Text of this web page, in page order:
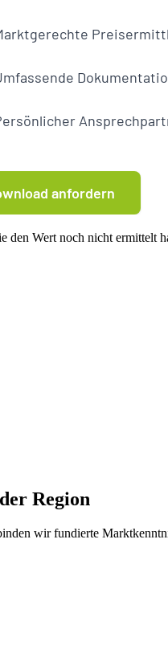
den Wert noch nicht ermittelt
Region
wir fundierte